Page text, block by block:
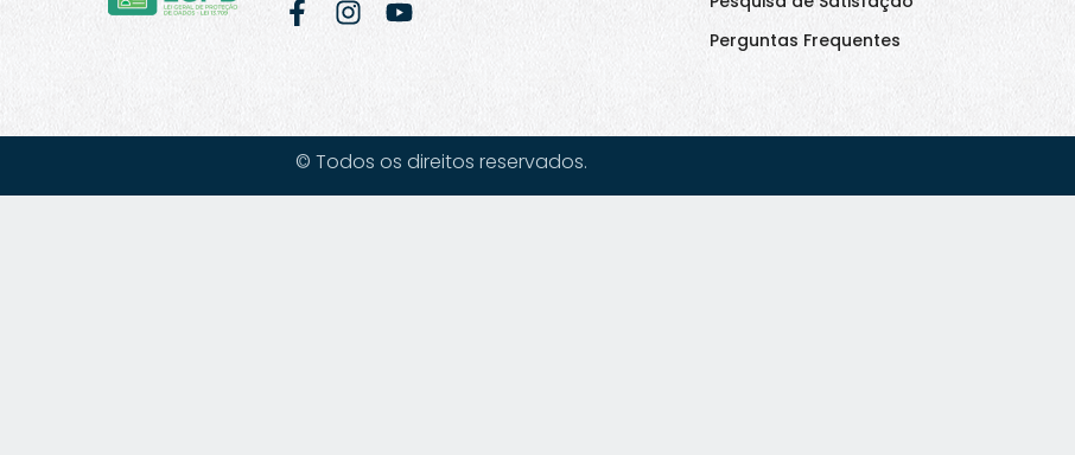
Perguntas Frequentes
© Todos os direitos reservados.